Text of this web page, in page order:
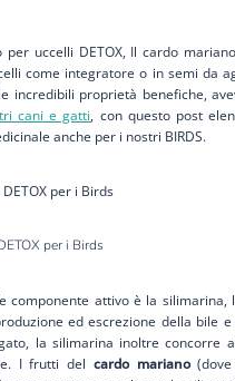
per uccelli DETOX, Il cardo
come integratore o in semi da
incredibili proprietà benefiche,
cani e gatti, con questo post
anche per i nostri BIRDS.
per i Birds
per i Birds
componente attivo è la silimarina,
ed escrezione della bile
la silimarina inoltre concorre
I frutti del cardo mariano(dove